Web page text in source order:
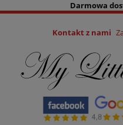
Darmowa
Kontakt z nami